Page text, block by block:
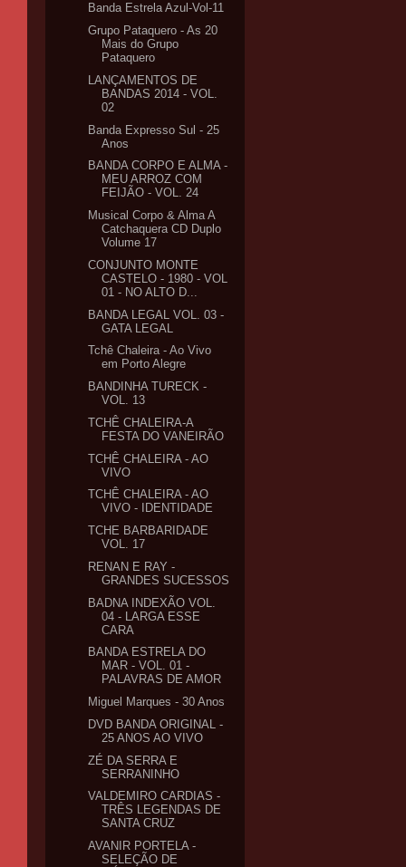
Banda Estrela Azul-Vol-11
Grupo Pataquero - As 20
Mais do Grupo
Pataquero
LANÇAMENTOS DE
BANDAS 2014 - VOL.
02
Banda Expresso Sul - 25
Anos
BANDA CORPO E ALMA -
MEU ARROZ COM
FEIJÃO - VOL. 24
Musical Corpo & Alma A
Catchaquera CD Duplo
Volume 17
CONJUNTO MONTE
CASTELO - 1980 - VOL
01 - NO ALTO D...
BANDA LEGAL VOL. 03 -
GATA LEGAL
Tchê Chaleira - Ao Vivo
em Porto Alegre
BANDINHA TURECK -
VOL. 13
TCHÊ CHALEIRA-A
FESTA DO VANEIRÃO
TCHÊ CHALEIRA - AO
VIVO
TCHÊ CHALEIRA - AO
VIVO - IDENTIDADE
TCHE BARBARIDADE
VOL. 17
RENAN E RAY -
GRANDES SUCESSOS
BADNA INDEXÃO VOL.
04 - LARGA ESSE
CARA
BANDA ESTRELA DO
MAR - VOL. 01 -
PALAVRAS DE AMOR
Miguel Marques - 30 Anos
DVD BANDA ORIGINAL -
25 ANOS AO VIVO
ZÉ DA SERRA E
SERRANINHO
VALDEMIRO CARDIAS -
TRÊS LEGENDAS DE
SANTA CRUZ
AVANIR PORTELA -
SELEÇÃO DE